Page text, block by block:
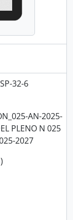
32-6
AN-2025-
PLENO N 025
2027